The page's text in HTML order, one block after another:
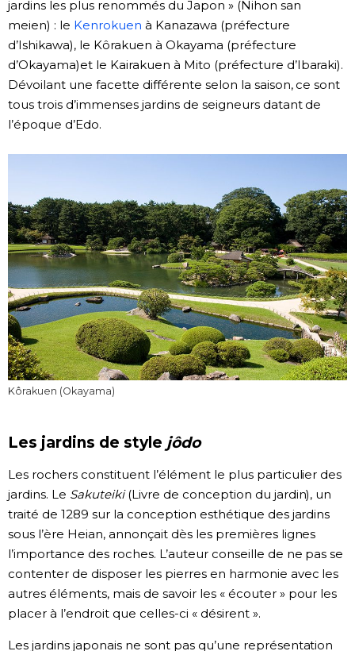
jardins les plus renommés du Japon » (Nihon san
meien) : le Kenrokuen à Kanazawa (préfecture
d’Ishikawa), le Kôrakuen à Okayama (préfecture
d’Okayama)et le Kairakuen à Mito (préfecture d’Ibaraki).
Dévoilant une facette différente selon la saison, ce sont
tous trois d’immenses jardins de seigneurs datant de
l’époque d’Edo.
Kôrakuen (Okayama)
Les jardins de style jôdo
Les rochers constituent l’élément le plus particulier des
jardins. Le Sakuteiki(Livre de conception du jardin), un
traité de 1289 sur la conception esthétique des jardins
sous l’ère Heian, annonçait dès les premières lignes
l’importance des roches. L’auteur conseille de ne pas se
contenter de disposer les pierres en harmonie avec les
autres éléments, mais de savoir les « écouter » pour les
placer à l’endroit que celles-ci « désirent ».
Les jardins japonais ne sont pas qu’une représentation